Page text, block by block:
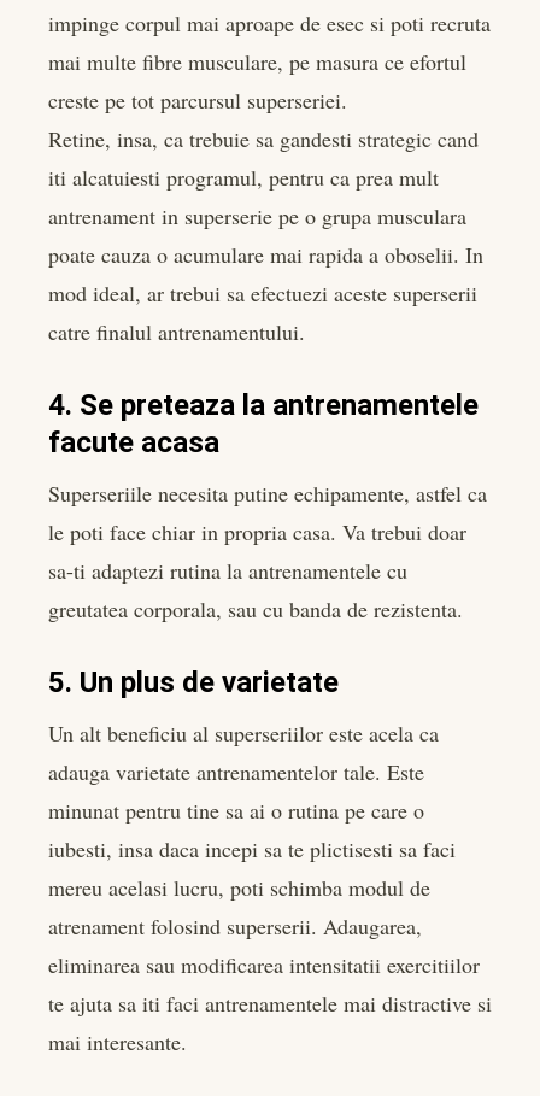
impinge corpul mai aproape de esec si poti recruta
mai multe fibre musculare, pe masura ce efortul
creste pe tot parcursul superseriei.
Retine, insa, ca trebuie sa gandesti strategic cand
iti alcatuiesti programul, pentru ca prea mult
antrenament in superserie pe o grupa musculara
poate cauza o acumulare mai rapida a oboselii. In
mod ideal, ar trebui sa efectuezi aceste superserii
catre finalul antrenamentului.
4. Se preteaza la antrenamentele
facute acasa
Superseriile necesita putine echipamente, astfel ca
le poti face chiar in propria casa. Va trebui doar
sa-ti adaptezi rutina la antrenamentele cu
greutatea corporala, sau cu banda de rezistenta.
5. Un plus de varietate
Un alt beneficiu al superseriilor este acela ca
adauga varietate antrenamentelor tale. Este
minunat pentru tine sa ai o rutina pe care o
iubesti, insa daca incepi sa te plictisesti sa faci
mereu acelasi lucru, poti schimba modul de
atrenament folosind superserii. Adaugarea,
eliminarea sau modificarea intensitatii exercitiilor
te ajuta sa iti faci antrenamentele mai distractive si
mai interesante.